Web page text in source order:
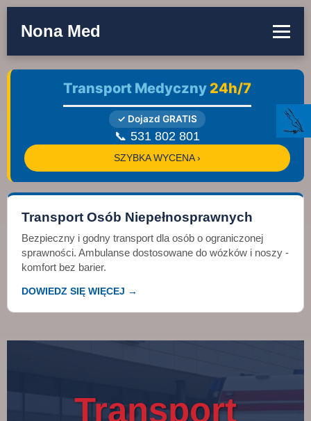
Nona Med
Transport Medyczny 24h/7
✓ Dojazd GRATIS
📞 531 802 801
SZYBKA WYCENA ›
Transport Osób Niepełnosprawnych
Bezpieczny i godny transport dla osób o ograniczonej
sprawności. Ambulanse dostosowane do wózków i noszy -
komfort bez barier.
DOWIEDZ SIĘ WIĘCEJ →
Transport